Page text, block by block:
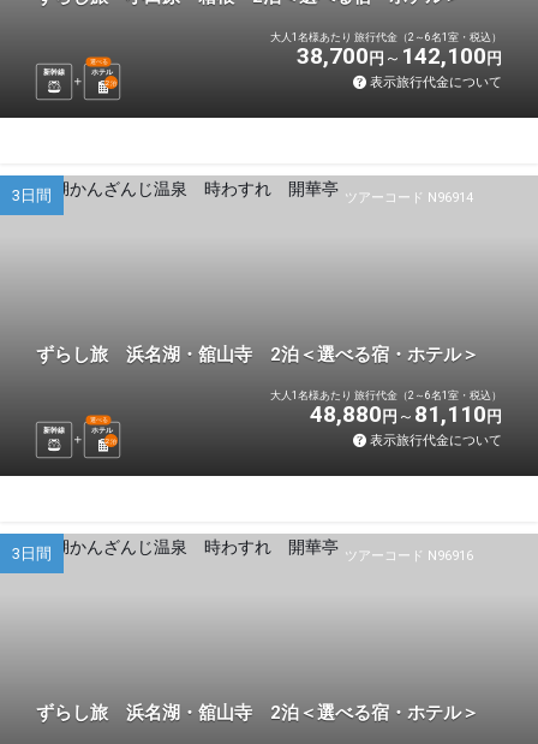
新幹線 ホテル
選べる
2泊
大人1名様あたり 旅行代金（2～6名1室・税込）
38,700 円 142,100 円
表示旅行代金について
ツアーコード N96914
3日間
ずらし旅 浜名湖・舘山寺 2泊＜選べる宿・ホテル＞
新幹線 ホテル
選べる
2泊
大人1名様あたり 旅行代金（2～6名1室・税込）
48,880 円 81,110 円
表示旅行代金について
ツアーコード N96916
3日間
ずらし旅 浜名湖・舘山寺 2泊＜選べる宿・ホテル＞